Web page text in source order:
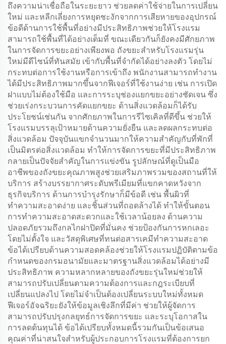
ถึงความน่าเชื่อถือในระยะยาว ช่วยลดค่าใช้จ่ายในการเปลี่ยน
ใหม่ และหลีกเลี่ยงการหยุดชะงักจากการเสียหายของอุปกรณ์
ข้อดีด้านการใช้พื้นที่อย่างมีประสิทธิภาพช่วยให้โรงแรม
สามารถใช้พื้นที่ได้อย่างเต็มที่ ขณะเดียวกันก็ยังคงมีศักยภาพ
ในการจัดการขยะอย่างเพียงพอ ถังขยะสำหรับโรงแรมรุ่น
ใหม่มีดีไซน์ที่ทันสมัย เข้ากับพื้นที่จำกัดได้อย่างลงตัว โดยไม่
กระทบต่อการใช้งานหรือการเข้าถึง พนักงานสามารถทำงาน
ได้มีประสิทธิภาพมากขึ้นจากฟีเจอร์ที่ใช้งานง่าย เช่น การเปิด
ฝาแบบไม่ต้องใช้มือ และการระบุช่องแยกขยะอย่างชัดเจน ซึ่ง
ช่วยเร่งกระบวนการคัดแยกขยะ ด้านสิ่งแวดล้อมก็ได้รับ
ประโยชน์เช่นกัน จากศักยภาพในการรีไซเคิลที่ดีขึ้น ช่วยให้
โรงแรมบรรลุเป้าหมายด้านความยั่งยืน และลดผลกระทบต่อ
สิ่งแวดล้อม ปัจจุบันแขกจำนวนมากให้ความสำคัญกับที่พักที่
เป็นมิตรต่อสิ่งแวดล้อม ทำให้การจัดการขยะที่มีประสิทธิภาพ
กลายเป็นปัจจัยสำคัญในการแข่งขัน รูปลักษณ์ที่ดูเป็นมือ
อาชีพของถังขยะคุณภาพสูงช่วยเสริมภาพรวมของสถานที่ให้
บริการ สร้างบรรยากาศระดับพรีเมียมที่แขกคาดหวังจาก
ธุรกิจบริการ ด้านการบำรุงรักษาก็มีข้อดี เช่น พื้นผิวที่
ทำความสะอาดง่าย และชิ้นส่วนที่ถอดล้างได้ ทำให้ขั้นตอน
การทำความสะอาดสะดวกและใช้เวลาน้อยลง ด้านความ
ปลอดภัยรวมถึงกลไกฝาปิดที่มั่นคง ช่วยป้องกันการหกเลอะ
โดยไม่ตั้งใจ และวัสดุพิเศษที่ทนต่อสารเคมีทำความสะอาด
ข้อได้เปรียบด้านความสอดคล้องช่วยให้โรงแรมปฏิบัติตามข้อ
กำหนดของกรมอนามัยและมาตรฐานสิ่งแวดล้อมได้อย่างมี
ประสิทธิภาพ ความหลากหลายของถังขยะรุ่นใหม่ช่วยให้
สามารถปรับเปลี่ยนตามความต้องการและกฎระเบียบที่
เปลี่ยนแปลงไป โดยไม่จำเป็นต้องเปลี่ยนระบบใหม่ทั้งหมด
ฟีเจอร์อัจฉริยะยังให้ข้อมูลเชิงลึกที่มีค่า ช่วยให้ผู้จัดการ
สามารถปรับปรุงกลยุทธ์การจัดการขยะ และระบุโอกาสใน
การลดต้นทุนได้ ข้อได้เปรียบทั้งหมดนี้รวมกันเป็นข้อเสนอ
คุณค่าที่น่าสนใจสำหรับผู้ประกอบการโรงแรมที่ต้องการยก